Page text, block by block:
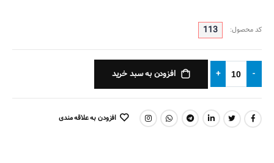
کد محصول: 113
-
+ افزودن به سبد خرید
اشتراک گذاری: افزودن به علاقه مندی